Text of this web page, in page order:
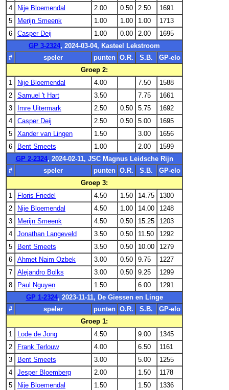
4
Nije Bloemendal 2.00 0.50 2.50
1691
5
Merijn Smeenk 1.00 1.00 1.00
1713
6
Casper Deij 1.00 0.00 2.00
1695
GP 3-2324, 2024-03-04, Kasteel Lekstroom
#
speler punten O.R. S.B.
GP-elo
Groep 2:
1
Nije Bloemendal 4.00 7.50
1588
2
Samuel 't Hart 3.50 7.75
1661
3
Imre Uitermark 2.50 0.50 5.75
1692
4
Casper Deij 2.50 0.50 5.00
1695
5
Xander van Lingen 1.50 3.00
1656
6
Bent Smeets 1.00 2.00
1599
GP 2-2324, 2024-02-11, JSC Magnus Leidsche Rijn
#
speler punten O.R. S.B.
GP-elo
Groep 3:
1
Floris Friedel 4.50 1.50 14.75
1300
2
Nije Bloemendal 4.50 1.00 14.00
1248
3
Merijn Smeenk 4.50 0.50 15.25
1203
4
Jonathan Langeveld 3.50 0.50 11.50
1292
5
Bent Smeets 3.50 0.50 10.00
1279
6
Ahmet Naim Ozbek 3.00 0.50 9.75
1227
7
Alejandro Bolks 3.00 0.50 9.25
1299
8
Paul Nguyen 1.50 6.00
1291
GP 1-2324, 2023-11-11, De Giessen en Linge
#
speler punten O.R. S.B.
GP-elo
Groep 1:
1
Lode de Jong 4.50 9.00
1345
2
Frank Terlouw 4.00 6.50
1161
3
Bent Smeets 3.00 5.00
1255
4
Jesper Bloemberg 2.00 1.50
1178
5
Nije Bloemendal 1.50 1.50
1336